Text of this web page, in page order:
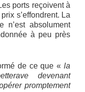
ports reçoivent à
s’effondrent. La
n’est absolument
à peu près
de ce que « la
devenant
promptement